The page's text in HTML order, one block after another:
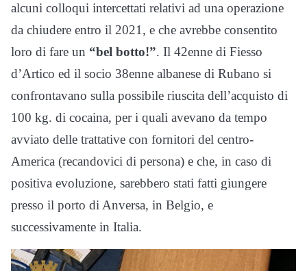
alcuni colloqui intercettati relativi ad una operazione
da chiudere entro il 2021, e che avrebbe consentito
loro di fare un “bel botto!”. Il 42enne di Fiesso
d’Artico ed il socio 38enne albanese di Rubano si
confrontavano sulla possibile riuscita dell’acquisto di
100 kg. di cocaina, per i quali avevano da tempo
avviato delle trattative con fornitori del centro-
America (recandovici di persona) e che, in caso di
positiva evoluzione, sarebbero stati fatti giungere
presso il porto di Anversa, in Belgio, e
successivamente in Italia.